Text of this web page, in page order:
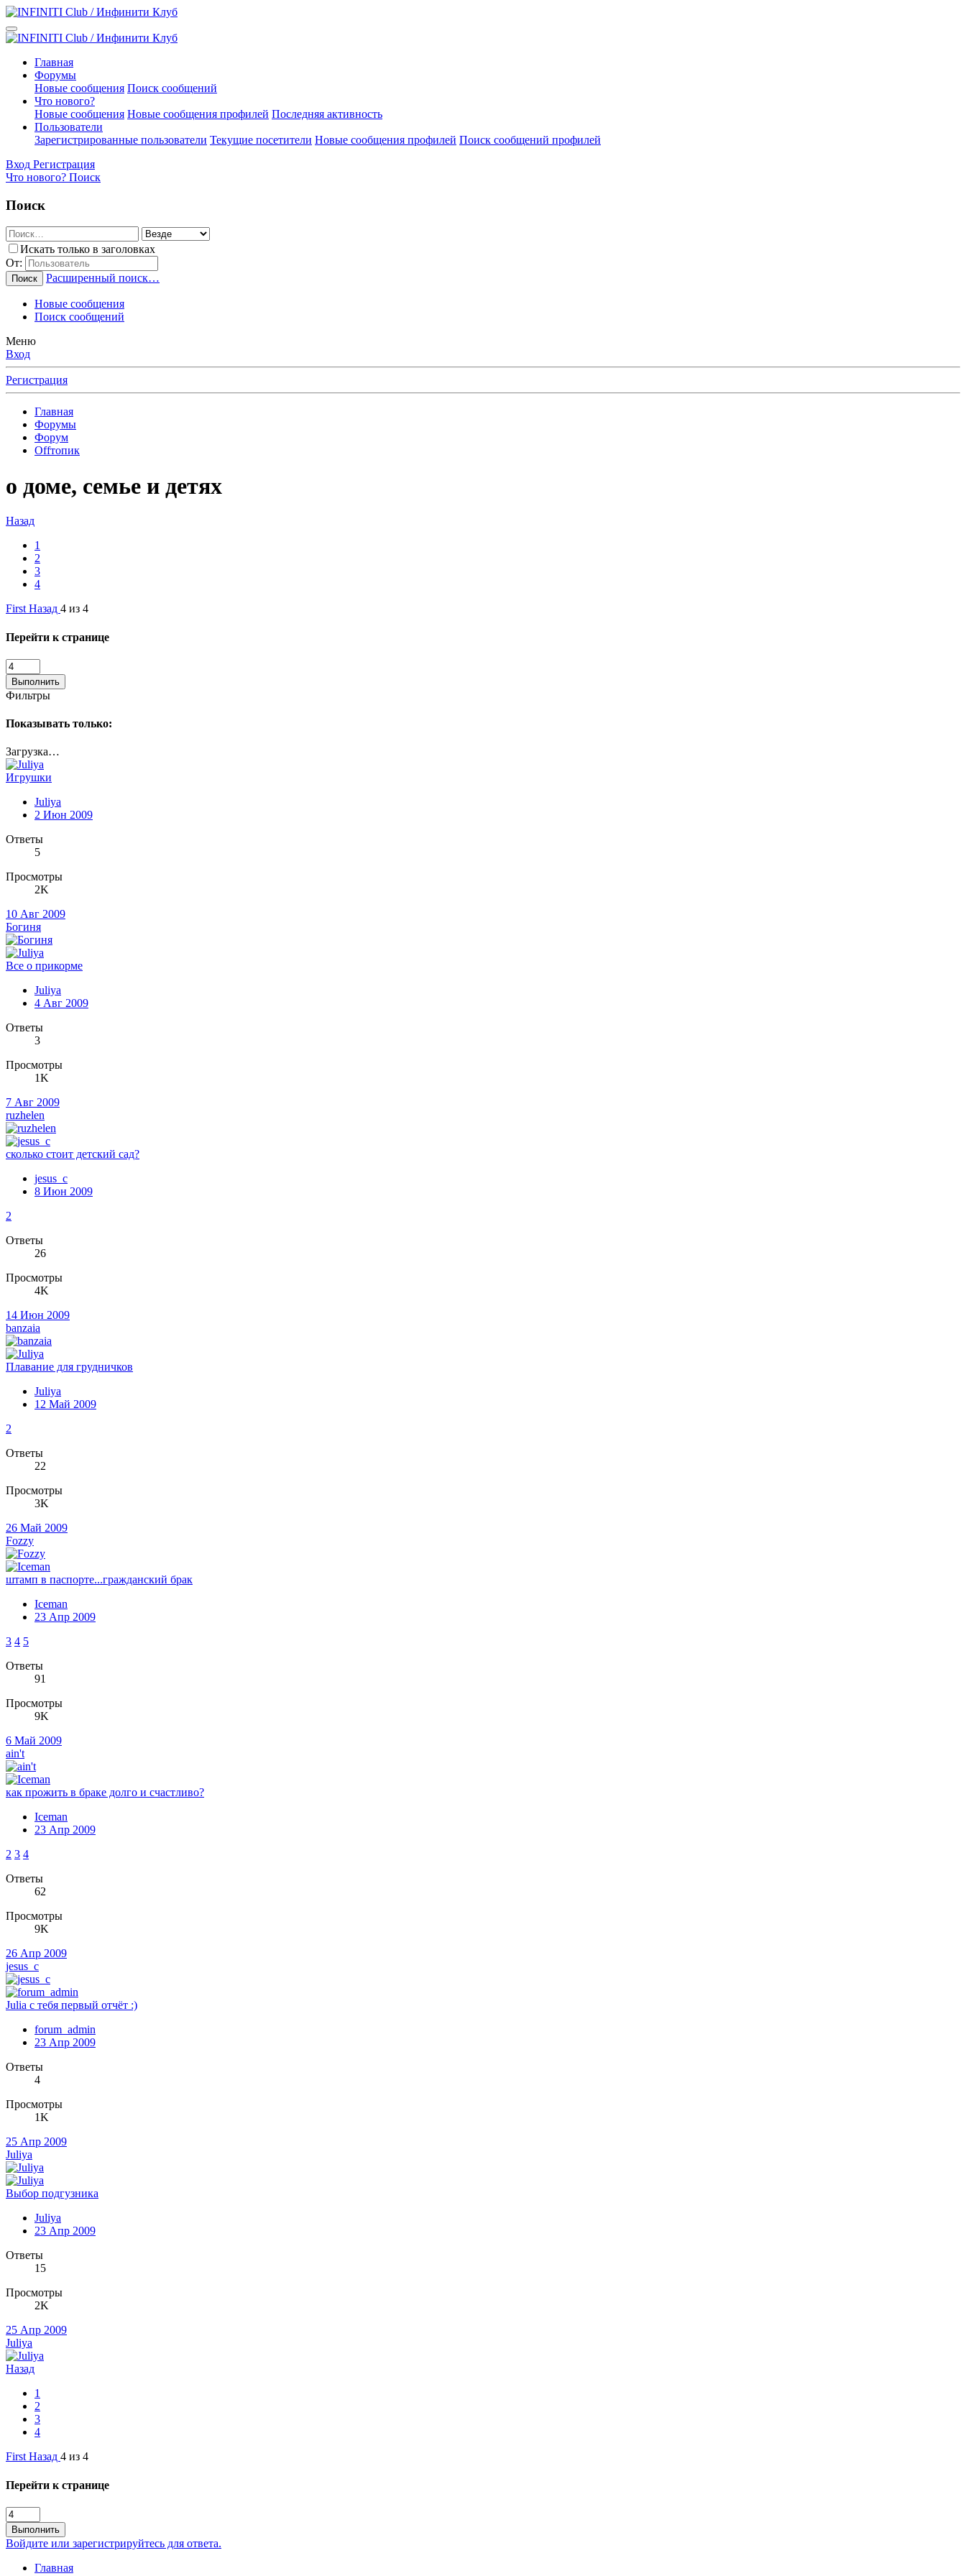
Главная
Форумы
Новые сообщения Поиск сообщений
Что нового?
Новые сообщения Новые сообщения профилей Последняя активность
Пользователи
Зарегистрированные пользователи Текущие посетители Новые сообщения профилей Поиск сообщений профилей
Вход Регистрация
Что нового? Поиск
Поиск
Искать только в заголовках
От:
Поиск Расширенный поиск…
Новые сообщения
Поиск сообщений
Меню
Вход
Регистрация
Главная
Форумы
Форум
Offтопик
о доме, семье и детях
Назад
1
2
3
4
First Назад 4 из 4
Перейти к странице
Выполнить
Фильтры
Показывать только:
Загрузка…
Игрушки
Juliya
2 Июн 2009
Ответы
5
Просмотры
2K
10 Авг 2009
Богиня
Все о прикорме
Juliya
4 Авг 2009
Ответы
3
Просмотры
1K
7 Авг 2009
ruzhelen
сколько стоит детский сад?
jesus_c
8 Июн 2009
2
Ответы
26
Просмотры
4K
14 Июн 2009
banzaia
Плавание для грудничков
Juliya
12 Май 2009
2
Ответы
22
Просмотры
3K
26 Май 2009
Fozzy
штамп в паспорте...гражданский брак
Iceman
23 Апр 2009
3 4 5
Ответы
91
Просмотры
9K
6 Май 2009
ain't
как прожить в браке долго и счастливо?
Iceman
23 Апр 2009
2 3 4
Ответы
62
Просмотры
9K
26 Апр 2009
jesus_c
Julia с тебя первый отчёт :)
forum_admin
23 Апр 2009
Ответы
4
Просмотры
1K
25 Апр 2009
Juliya
Выбор подгузника
Juliya
23 Апр 2009
Ответы
15
Просмотры
2K
25 Апр 2009
Juliya
Назад
1
2
3
4
First Назад 4 из 4
Перейти к странице
Выполнить
Войдите или зарегистрируйтесь для ответа.
Главная